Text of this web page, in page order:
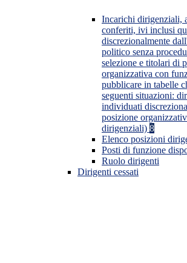
Incarichi dirigenziali,
conferiti, ivi inclusi
discrezionalmente
politico senza
selezione e titolari di
organizzativa con
pubblicare in tabelle
seguenti situazioni:
individuati
posizione
dirigenziali) 8
Elenco posizioni
Posti di funzione
Ruolo dirigenti
Dirigenti cessati